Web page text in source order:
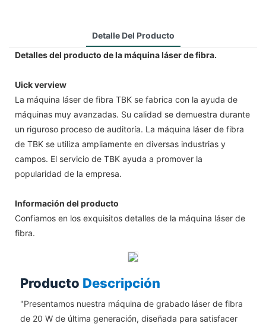
Detalle Del Producto
Detalles del producto de la máquina láser de fibra.
Uick verview
La máquina láser de fibra TBK se fabrica con la ayuda de
máquinas muy avanzadas. Su calidad se demuestra durante
un riguroso proceso de auditoría. La máquina láser de fibra
de TBK se utiliza ampliamente en diversas industrias y
campos. El servicio de TBK ayuda a promover la
popularidad de la empresa.
Información del producto
Confiamos en los exquisitos detalles de la máquina láser de
fibra.
Producto Descripción
"Presentamos nuestra máquina de grabado láser de fibra
de 20 W de última generación, diseñada para satisfacer